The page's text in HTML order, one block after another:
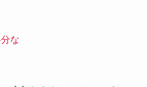
な